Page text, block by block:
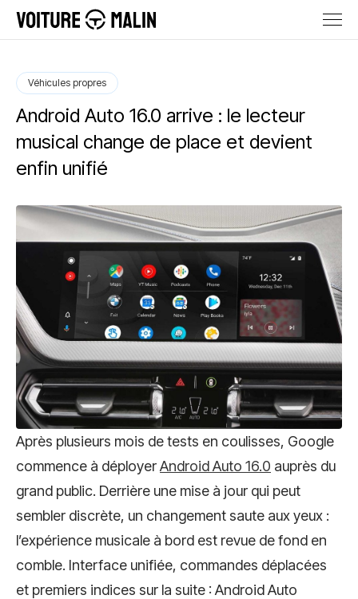
Véhicules propres
Android Auto 16.0 arrive : le lecteur
musical change de place et devient
enfin unifié
Après plusieurs mois de tests en coulisses, Google
commence à déployerAndroid Auto 16.0 auprès du
grand public. Derrière une mise à jour qui peut
sembler discrète, un changement saute aux yeux :
l’expérience musicale à bord est revue de fond en
comble. Interface unifiée, commandes déplacées
et premiers indices sur la suite : Android Auto